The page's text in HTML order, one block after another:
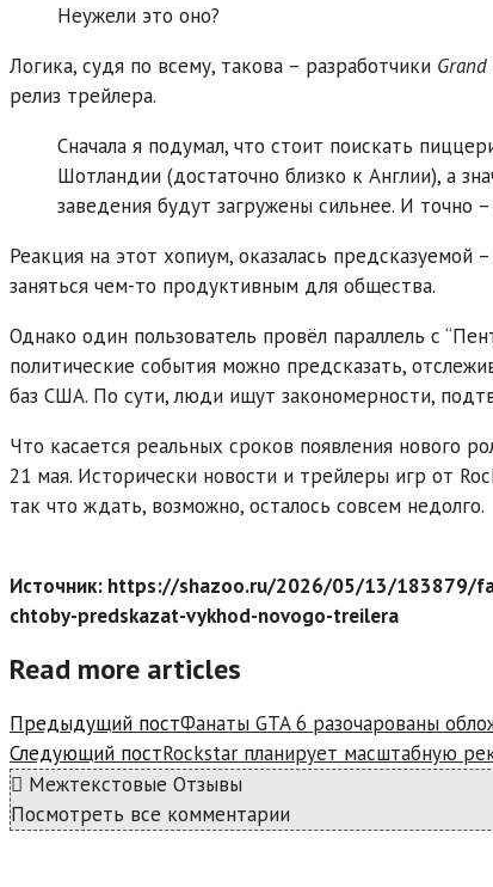
Неужели это оно?
Логика, судя по всему, такова – разработчики
релиз трейлера.
Сначала я подумал, что стоит поискать
Шотландии (достаточно близко к Англии), а
заведения будут загружены сильнее. И точно
Реакция на этот хопиум, оказалась
заняться чем-то продуктивным для общества.
Однако один пользователь провёл параллель с
политические события можно предсказать,
баз США. По сути, люди ищут закономерности,
Что касается реальных сроков появления нового
21 мая. Исторически новости и трейлеры игр от
так что ждать, возможно, осталось совсем недолго.
Источник: https://shazoo.ru/2026/05/13/183879/
chtoby-predskazat-vykhod-novogo-treilera
Read more articles
Предыдущий постФанаты GTA 6 разочарованы
Следующий постRockstar планирует масштабную
Межтекстовые Отзывы
Посмотреть все комментарии